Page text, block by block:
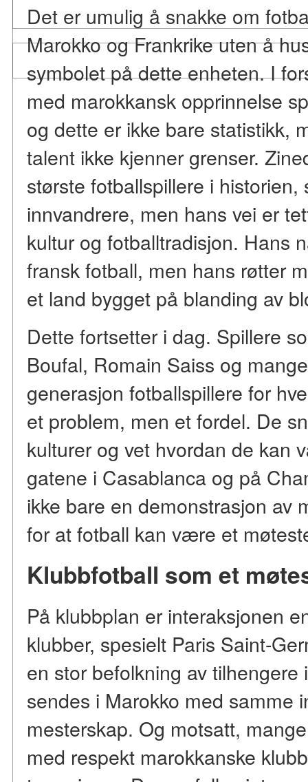
Det er umulig å snakke om
Marokko og Frankrike uten å
symbolet på dette enheten. I
med marokkansk opprinnelse
og dette er ikke bare statistikk,
talent ikke kjenner grenser.
største fotballspillere i historien,
innvandrere, men hans vei er
kultur og fotballtradisjon. Hans
fransk fotball, men hans røtter
et land bygget på blanding av
Dette fortsetter i dag. Spillere
Boufal, Romain Saiss og
generasjon fotballspillere for
et problem, men et fordel. De
kulturer og vet hvordan de kan
gatene i Casablanca og på
ikke bare en demonstrasjon av
for at fotball kan være et
Klubbfotball som et
På klubbplan er interaksjonen
klubber, spesielt Paris Saint-
en stor befolkning av
sendes i Marokko med samme
mesterskap. Og motsatt,
med respekt marokkanske